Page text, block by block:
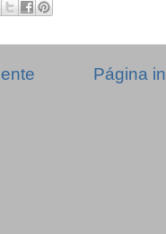
Página